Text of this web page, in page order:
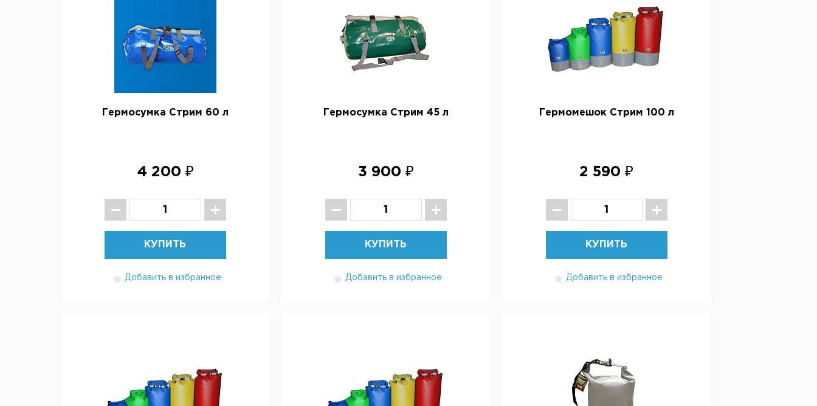
Гермосумка Стрим 60 л
4 200 ₽
КУПИТЬ
Добавить в избранное
Гермосумка Стрим 45 л
3 900 ₽
КУПИТЬ
Добавить в избранное
Гермомешок Стрим 100 л
2 590 ₽
КУПИТЬ
Добавить в избранное